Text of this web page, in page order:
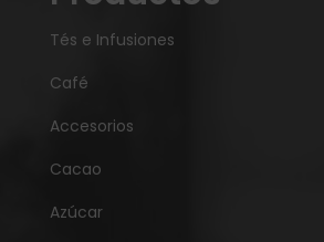
Tés e Infusiones
Café
Accesorios
Cacao
Azúcar